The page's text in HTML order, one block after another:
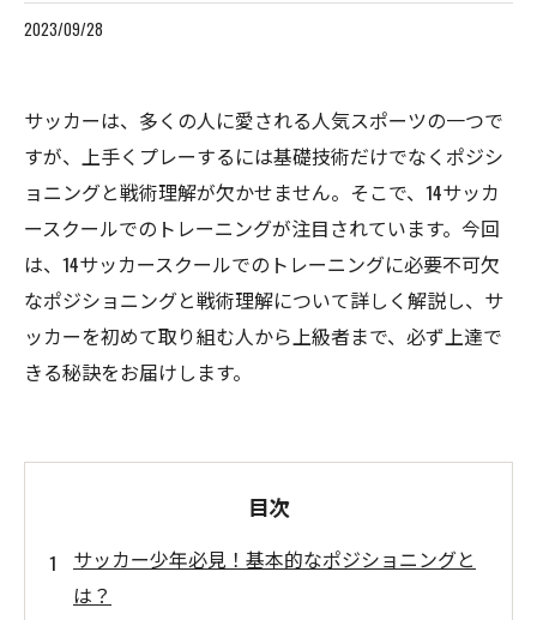
2023/09/28
サッカーは、多くの人に愛される人気スポーツの一つで
すが、上手くプレーするには基礎技術だけでなくポジシ
ョニングと戦術理解が欠かせません。そこで、14サッカ
ースクールでのトレーニングが注目されています。今回
は、14サッカースクールでのトレーニングに必要不可欠
なポジショニングと戦術理解について詳しく解説し、サ
ッカーを初めて取り組む人から上級者まで、必ず上達で
きる秘訣をお届けします。
目次
サッカー少年必見！基本的なポジショニングと
は？